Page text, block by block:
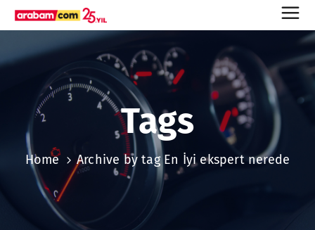
Tags
Home Archive by tag En İyi ekspert nerede